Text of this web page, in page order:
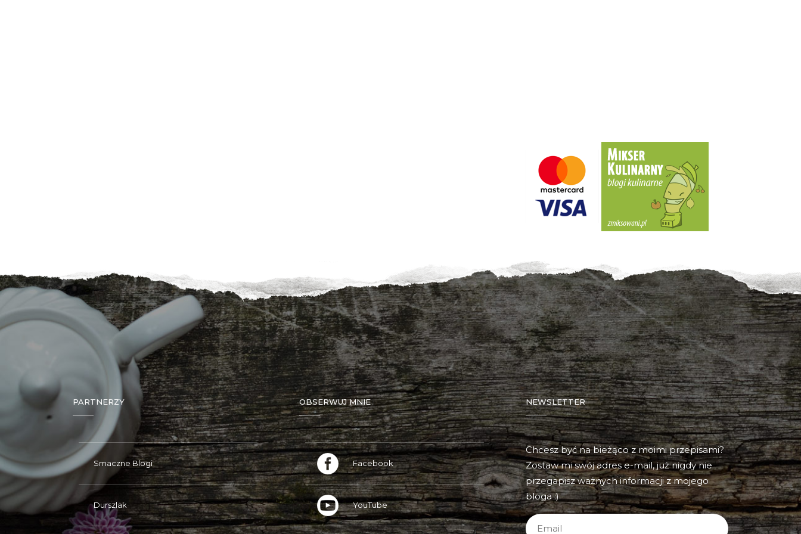
PARTNERZY
Smaczne Blogi
Durszlak
OBSERWUJ MNIE
Facebook
YouTube
NEWSLETTER
Chcesz być na bieżąco z moimi przepisami?
Zostaw mi swój adres e-mail, już nigdy nie
przegapisz ważnych informacji z mojego
bloga :)